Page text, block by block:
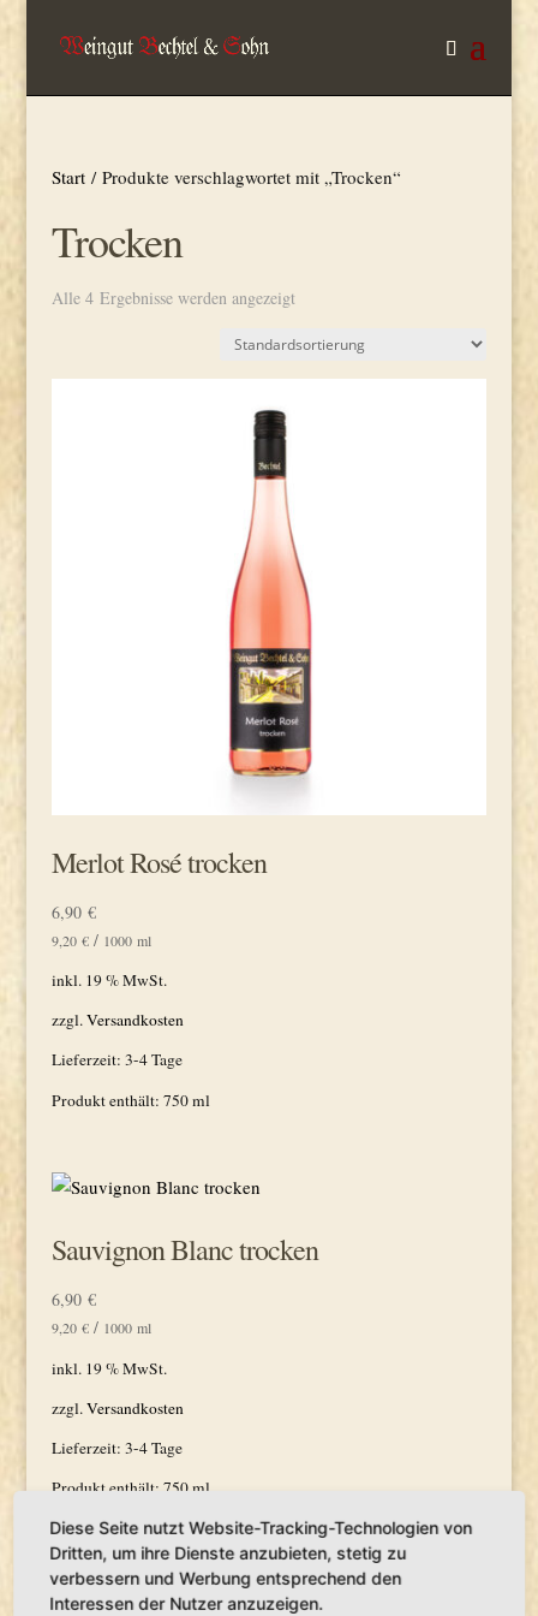
Start/ Produkte verschlagwortet mit „Trocken“
Trocken
Alle 4 Ergebnisse werden angezeigt
Merlot Rosé trocken
6,90 €
9,20 €/ 1000 ml
inkl. 19 % MwSt.
zzgl.Versandkosten
Lieferzeit: 3-4 Tage
Produkt enthält: 750ml
Sauvignon Blanc trocken
6,90 €
9,20 €/ 1000 ml
inkl. 19 % MwSt.
zzgl.Versandkosten
Lieferzeit: 3-4 Tage
Produkt enthält: 750ml
Angebot!
Diese Seite nutzt Website-Tracking-Technologien von
Dritten, um ihre Dienste anzubieten, stetig zu
verbessern und Werbung entsprechend den
Interessen der Nutzer anzuzeigen.